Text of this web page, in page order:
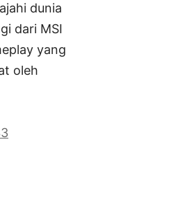
dunia
dari MSI
yang
oleh